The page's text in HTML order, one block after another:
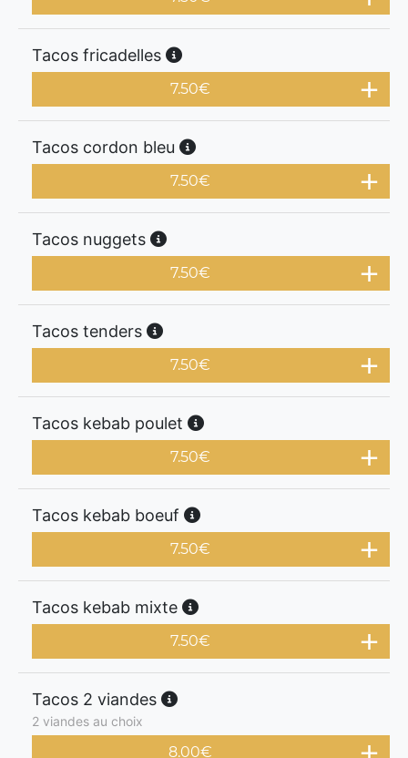
Tacos fricadelles
7.50€
Tacos cordon bleu
7.50€
Tacos nuggets
7.50€
Tacos tenders
7.50€
Tacos kebab poulet
7.50€
Tacos kebab boeuf
7.50€
Tacos kebab mixte
7.50€
Tacos 2 viandes
2 viandes au choix
8.00€